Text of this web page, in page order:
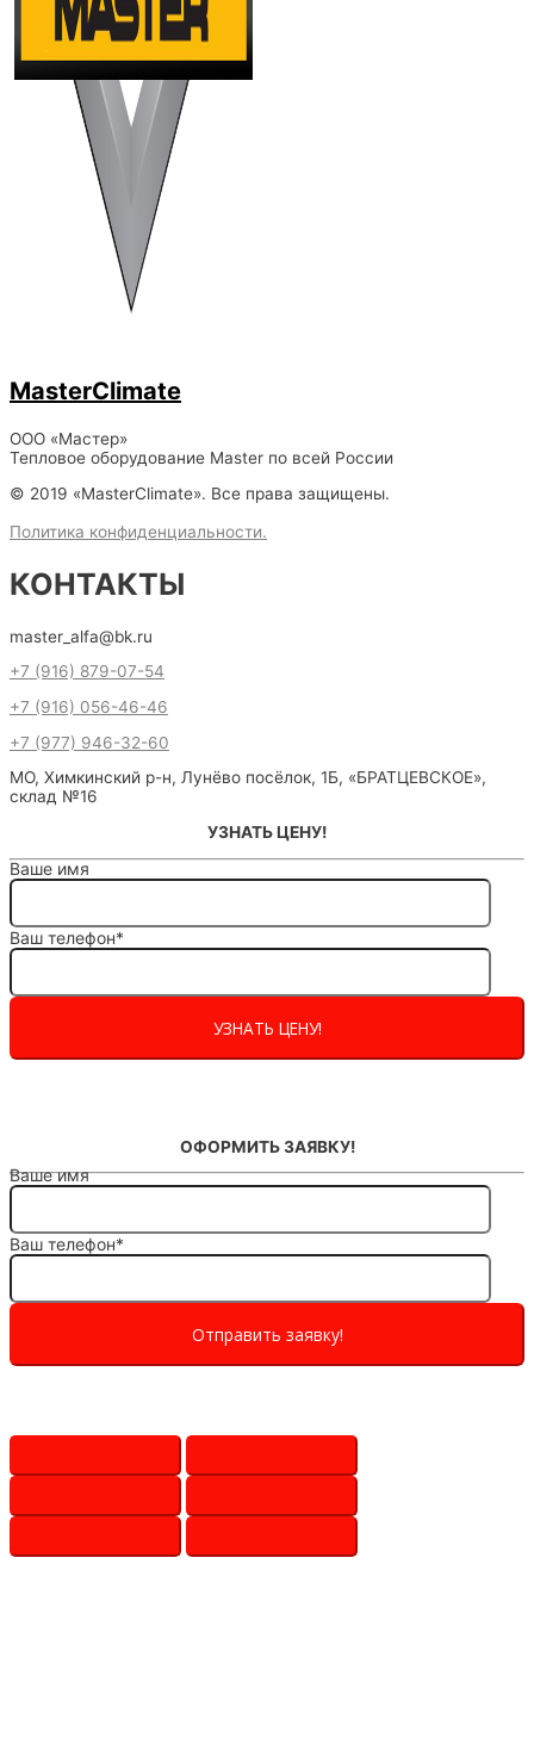
MasterClimate
ООО «Мастер»
Тепловое оборудование Master по всей России
© 2019 «MasterClimate». Все права защищены.
Политика конфиденциальности.
КОНТАКТЫ
master_alfa@bk.ru
+7 (916) 879-07-54
+7 (916) 056-46-46
+7 (977) 946-32-60
МО, Химкинский р-н, Лунёво посёлок, 1Б, «БРАТЦЕВСКОЕ»,
склад №16
УЗНАТЬ ЦЕНУ!
Ваше имя
Ваш телефон*
ОФОРМИТЬ ЗАЯВКУ!
Ваше имя
Ваш телефон*